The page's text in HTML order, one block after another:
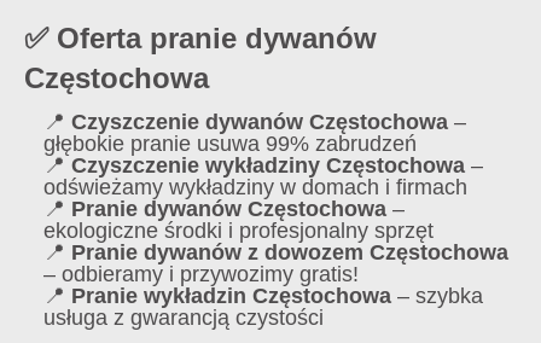
✅ Oferta pranie dywanów
Częstochowa
📍 Czyszczenie dywanów Częstochowa –
głębokie pranie usuwa 99% zabrudzeń
📍 Czyszczenie wykładziny Częstochowa –
odświeżamy wykładziny w domach i firmach
📍 Pranie dywanów Częstochowa –
ekologiczne środki i profesjonalny sprzęt
📍 Pranie dywanów z dowozem Częstochowa
– odbieramy i przywozimy gratis!
📍 Pranie wykładzin Częstochowa – szybka
usługa z gwarancją czystości